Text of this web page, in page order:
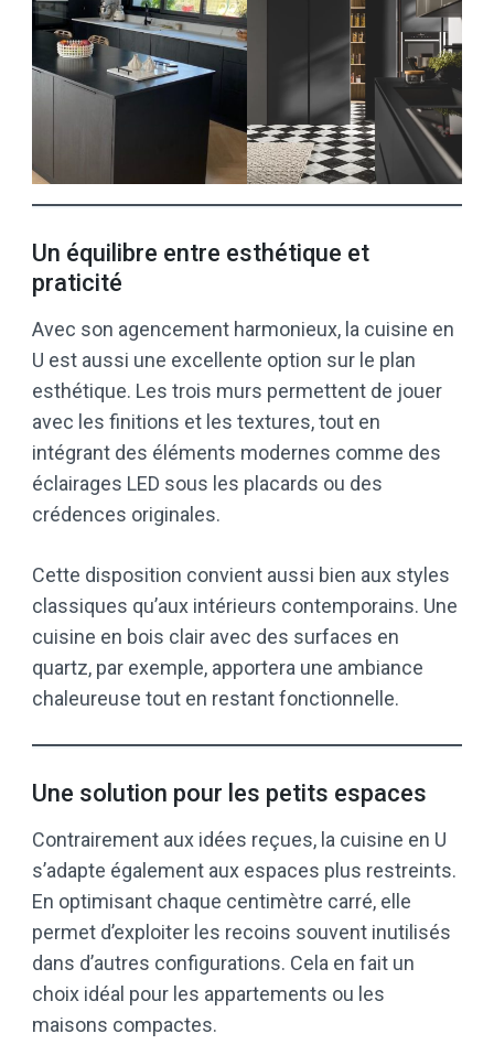
Un équilibre entre esthétique et
praticité
Avec son agencement harmonieux, la cuisine en
U est aussi une excellente option sur le plan
esthétique. Les trois murs permettent de jouer
avec les finitions et les textures, tout en
intégrant des éléments modernes comme des
éclairages LED sous les placards ou des
crédences originales.
Cette disposition convient aussi bien aux styles
classiques qu’aux intérieurs contemporains. Une
cuisine en bois clair avec des surfaces en
quartz, par exemple, apportera une ambiance
chaleureuse tout en restant fonctionnelle.
Une solution pour les petits espaces
Contrairement aux idées reçues, la cuisine en U
s’adapte également aux espaces plus restreints.
En optimisant chaque centimètre carré, elle
permet d’exploiter les recoins souvent inutilisés
dans d’autres configurations. Cela en fait un
choix idéal pour les appartements ou les
maisons compactes.